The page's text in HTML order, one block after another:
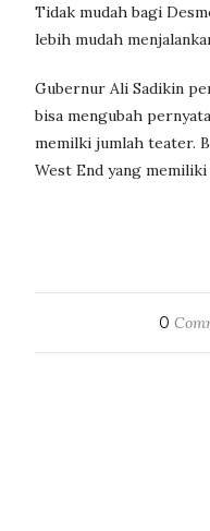
Tidak mudah bagi
lebih mudah
Gubernur Ali Sadikin
bisa mengubah
memilki jumlah teater.
West End yang
0